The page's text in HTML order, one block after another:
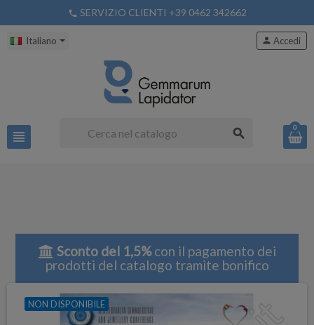
phone SERVIZIO CLIENTI +39 0462 342662
Italiano
view_headline search
person Accedi
0
Sconto del 1,5%con il pagamento dei
prodotti del catalogo tramite bonifico
NON DISPONIBILE